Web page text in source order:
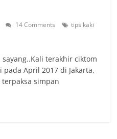
14 Comments
tips kaki
terakhir ciktom
April 2017 di Jakarta,
simpan